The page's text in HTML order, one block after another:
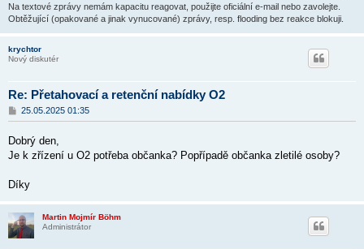
Na textové zprávy nemám kapacitu reagovat, použijte oficiální e-mail nebo zavolejte.
Obtěžující (opakované a jinak vynucované) zprávy, resp. flooding bez reakce blokuji.
krychtor
Nový diskutér
Re: Přetahovací a retenční nabídky O2
P
ř
s
p
ě
e
25.05.2025 01:35
Dobrý den,
Je k zřízení u O2 potřeba občanka? Popřípadě občanka zletilé osoby?
Díky
Martin Mojmír Böhm
Administrátor